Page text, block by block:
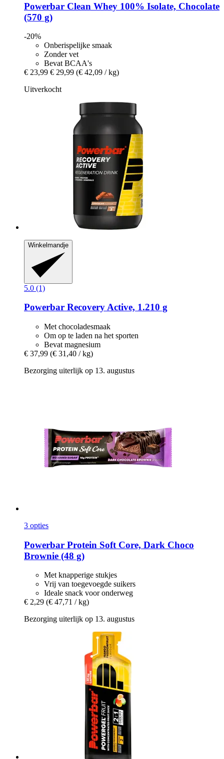
Powerbar Clean Whey 100% Isolate, Chocolate
(570 g)
-20%
Onberispelijke smaak
Zonder vet
Bevat BCAA's
€ 23,99 € 29,99 (€ 42,09 / kg)
Uitverkocht
Winkelmandje
5.0 (1)
Powerbar Recovery Active, 1.210 g
Met chocoladesmaak
Om op te laden na het sporten
Bevat magnesium
€ 37,99 (€ 31,40 / kg)
Bezorging uiterlijk op 13. augustus
3 opties
Powerbar Protein Soft Core, Dark Choco
Brownie (48 g)
Met knapperige stukjes
Vrij van toegevoegde suikers
Ideale snack voor onderweg
€ 2,29 (€ 47,71 / kg)
Bezorging uiterlijk op 13. augustus